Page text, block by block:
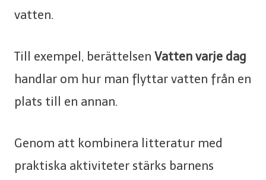
vatten.
Till exempel, berättelsen Vatten varje dag
handlar om hur man flyttar vatten från en
plats till en annan.
Genom att kombinera litteratur med
praktiska aktiviteter stärks barnens